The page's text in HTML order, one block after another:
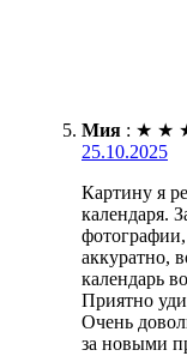
Мия : ★ ★
25.10.2025
Картину я
календаря.
фотографии,
аккуратно,
календарь
Приятно
Очень
за новыми